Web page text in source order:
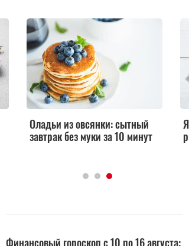
Оладьи из овсянки: сытный
завтрак без муки за 10 минут